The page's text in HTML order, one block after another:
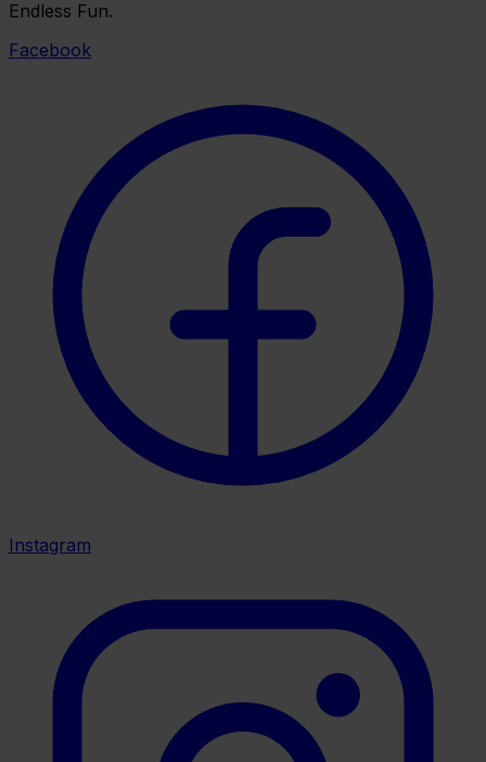
Endless Fun.
Facebook
Instagram